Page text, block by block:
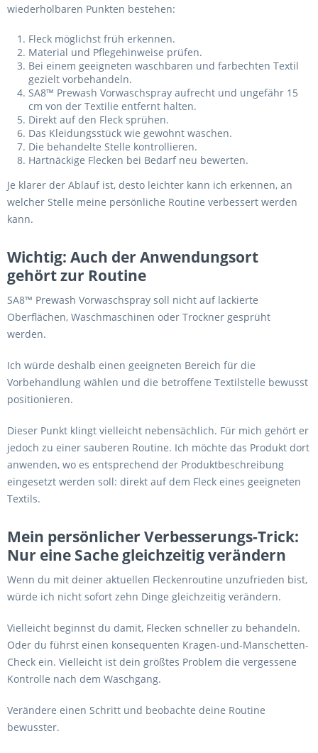
wiederholbaren Punkten bestehen:
Fleck möglichst früh erkennen.
Material und Pflegehinweise prüfen.
Bei einem geeigneten waschbaren und farbechten Textil
gezielt vorbehandeln.
SA8™ Prewash Vorwaschspray aufrecht und ungefähr 15
cm von der Textilie entfernt halten.
Direkt auf den Fleck sprühen.
Das Kleidungsstück wie gewohnt waschen.
Die behandelte Stelle kontrollieren.
Hartnäckige Flecken bei Bedarf neu bewerten.
Je klarer der Ablauf ist, desto leichter kann ich erkennen, an
welcher Stelle meine persönliche Routine verbessert werden
kann.
Wichtig: Auch der Anwendungsort
gehört zur Routine
SA8™ Prewash Vorwaschspray soll nicht auf lackierte
Oberflächen, Waschmaschinen oder Trockner gesprüht
werden.
Ich würde deshalb einen geeigneten Bereich für die
Vorbehandlung wählen und die betroffene Textilstelle bewusst
positionieren.
Dieser Punkt klingt vielleicht nebensächlich. Für mich gehört er
jedoch zu einer sauberen Routine. Ich möchte das Produkt dort
anwenden, wo es entsprechend der Produktbeschreibung
eingesetzt werden soll: direkt auf dem Fleck eines geeigneten
Textils.
Mein persönlicher Verbesserungs-Trick:
Nur eine Sache gleichzeitig verändern
Wenn du mit deiner aktuellen Fleckenroutine unzufrieden bist,
würde ich nicht sofort zehn Dinge gleichzeitig verändern.
Vielleicht beginnst du damit, Flecken schneller zu behandeln.
Oder du führst einen konsequenten Kragen-und-Manschetten-
Check ein. Vielleicht ist dein größtes Problem die vergessene
Kontrolle nach dem Waschgang.
Verändere einen Schritt und beobachte deine Routine
bewusster.